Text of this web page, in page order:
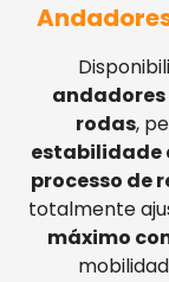
rodas,
estabilidade
processo de
totalmente
máximo